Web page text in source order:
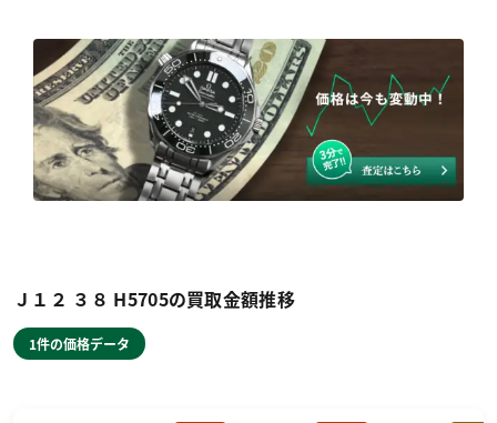
Ｊ１２ ３８ H5705の買取金額推移
1件の価格データ